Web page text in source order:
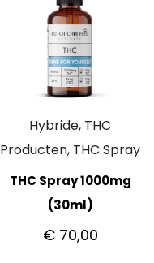
Hybride, THC
Producten, THC Spray
THC Spray 1000mg
(30ml)
€70,00